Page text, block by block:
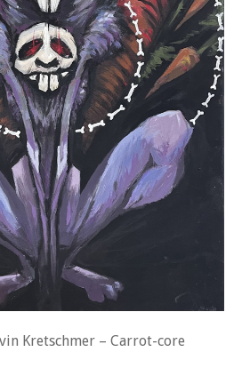
Kretschmer – Carrot-core